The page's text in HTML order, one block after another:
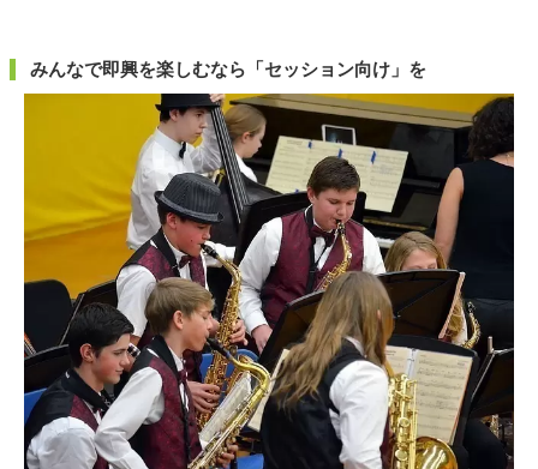
みんなで即興を楽しむなら「セッション向け」を